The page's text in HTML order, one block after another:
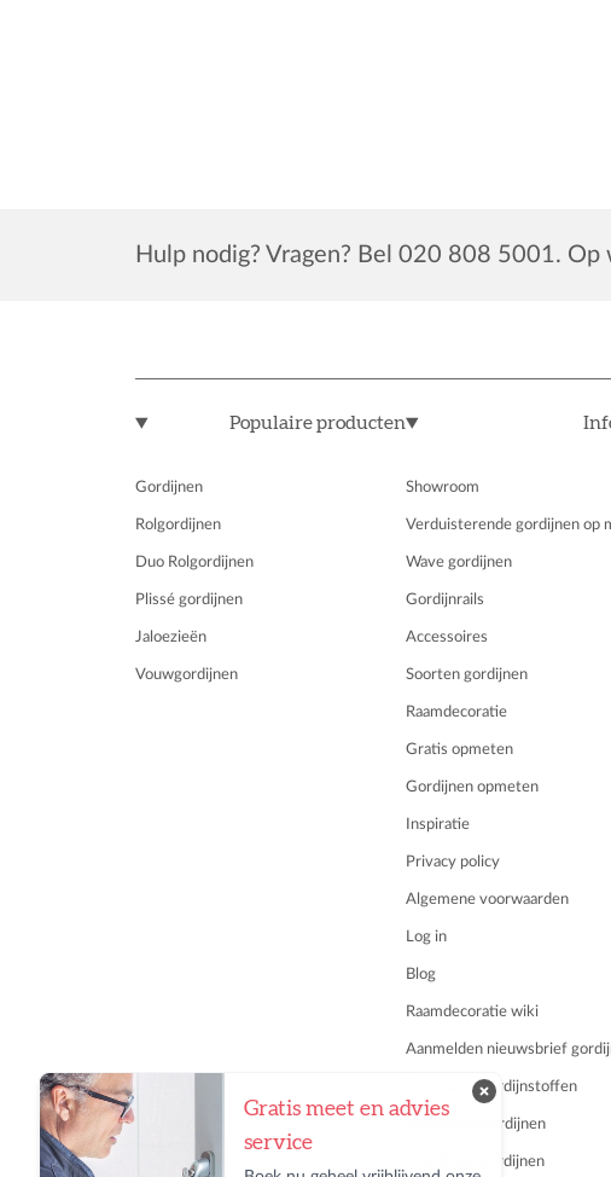
Hulp nodig? Vragen? Bel 020 808 5001.
Populaire producten
Gordijnen
Rolgordijnen
Duo Rolgordijnen
Plissé gordijnen
Jaloezieën
Vouwgordijnen
Showroom
Verduisterende gordijnen op
Wave gordijnen
Gordijnrails
Accessoires
Soorten gordijnen
Raamdecoratie
Gratis opmeten
Gordijnen opmeten
Inspiratie
Privacy policy
Algemene voorwaarden
Log in
Blog
Raamdecoratie wiki
Aanmelden nieuwsbrief
Duurzame gordijnstoffen
Isolerende gordijnen
Goedkope gordijnen
Gratis meet en advies
service